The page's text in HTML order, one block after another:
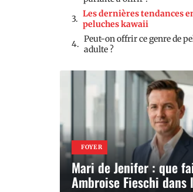
Les dernières tendances
peluches kawaii
Peut-on offrir ce genre de
adulte ?
FOYER
Mari de Jenifer : que
Ambroise Fieschi dans